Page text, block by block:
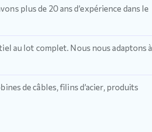
plus de 20 ans d’expérience dans le
au lot complet. Nous nous adaptons à
de câbles, filins d’acier, produits